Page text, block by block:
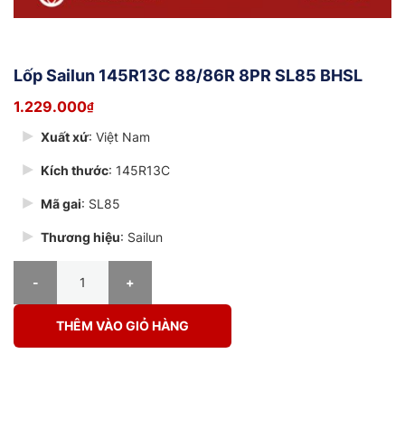
Lốp Sailun 145R13C 88/86R 8PR SL85 BHSL
1.229.000₫
Xuất xứ: Việt Nam
Kích thước: 145R13C
Mã gai: SL85
Thương hiệu: Sailun
THÊM VÀO GIỎ HÀNG